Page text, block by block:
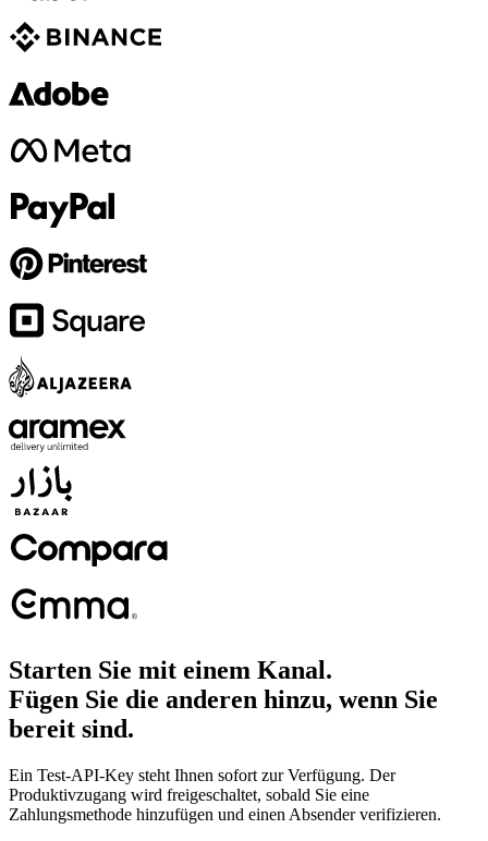
Starten Sie mit einem Kanal.
Fügen Sie die anderen hinzu, wenn Sie
bereit sind.
Ein Test-API-Key steht Ihnen sofort zur Verfügung. Der
Produktivzugang wird freigeschaltet, sobald Sie eine
Zahlungsmethode hinzufügen und einen Absender verifizieren.